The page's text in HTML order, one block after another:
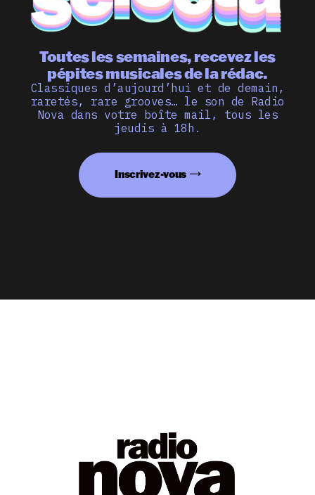
Toutes les semaines, recevez les
pépites musicales de la rédac.
Classiques d’aujourd’hui et de demain,
raretés, rare grooves… le son de Radio
Nova dans votre boîte mail, tous les
jeudis à 18h.
Inscrivez-vous